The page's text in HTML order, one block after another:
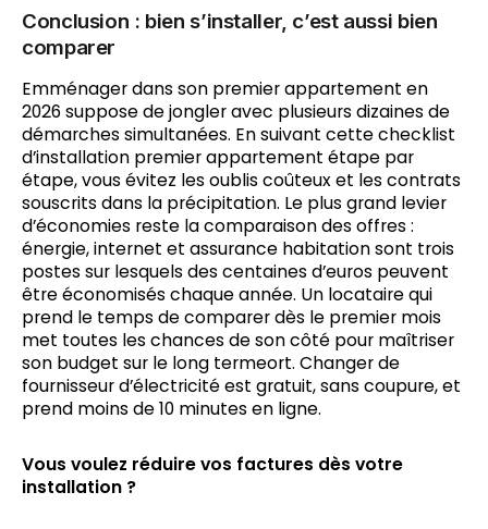
Conclusion : bien s’installer, c’est aussi bien
comparer
Emménager dans son premier appartement en
2026 suppose de jongler avec plusieurs dizaines de
démarches simultanées. En suivant cette checklist
d’installation premier appartement étape par
étape, vous évitez les oublis coûteux et les contrats
souscrits dans la précipitation. Le plus grand levier
d’économies reste la comparaison des offres :
énergie, internet et assurance habitation sont trois
postes sur lesquels des centaines d’euros peuvent
être économisés chaque année. Un locataire qui
prend le temps de comparer dès le premier mois
met toutes les chances de son côté pour maîtriser
son budget sur le long termeort. Changer de
fournisseur d’électricité est gratuit, sans coupure, et
prend moins de 10 minutes en ligne.
Vous voulez réduire vos factures dès votre
installation ?